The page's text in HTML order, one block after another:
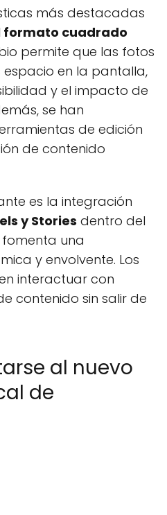
más destacadas
formato cuadrado
permite que las fotos
en la pantalla,
y el impacto de
se han
de edición
de contenido
es la integración
y Stories dentro del
una
y envolvente. Los
interactuar con
contenido sin salir de
al nuevo
de